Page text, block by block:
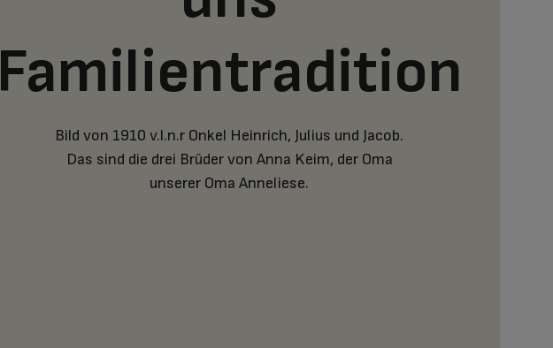
Familientradition
Bild von 1910 v.l.n.r Onkel Heinrich, Julius und Jacob.
Das sind die drei Brüder von Anna Keim, der Oma
unserer Oma Anneliese.